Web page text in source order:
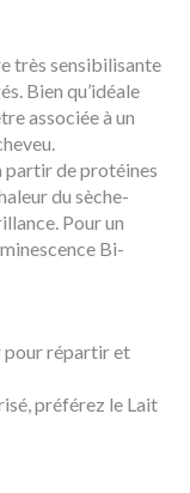
très sensibilisante
Bien qu’idéale
associée à un
partir de protéines
du sèche-
Pour un
Bi-
pour répartir et
préférez le Lait